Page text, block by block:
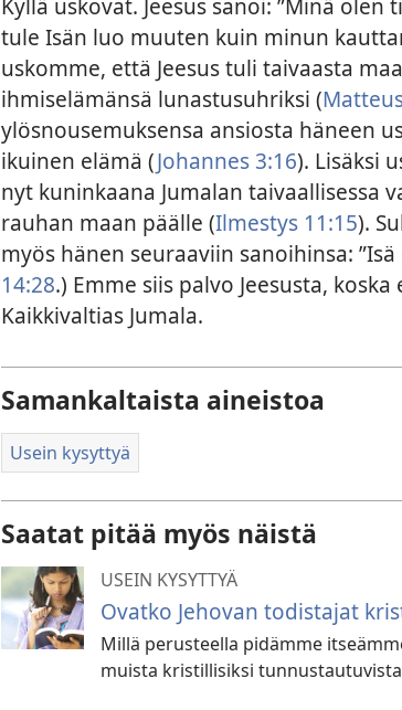
Kyllä uskovat. Jeesus sanoi: ”Minä
tule Isän luo muuten kuin minun
uskomme, että Jeesus tuli taivaasta
ihmiselämänsä lunastusuhriksi (
ylösnousemuksensa ansiosta häneen
ikuinen elämä (Johannes 3:16). Lisäksi
nyt kuninkaana Jumalan taivaallisessa
rauhan maan päälle (Ilmestys 11:15).
myös hänen seuraaviin sanoihinsa:
14:28.) Emme siis palvo Jeesusta,
Kaikkivaltias Jumala.
Samankaltaista aineistoa
Usein kysyttyä
Saatat pitää myös näistä
USEIN KYSYTTYÄ
Ovatko Jehovan todistajat
Millä perusteella pidämme
muista kristillisiksi